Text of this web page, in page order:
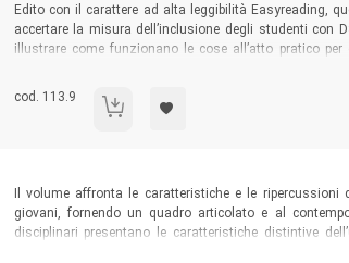
Sommario:
Edito con il carattere ad alta leggibilità Easyreading,
accertare la misura dell’inclusione degli studenti con
illustrare come funzionano le cose all’atto pratico
propone di apprendere dalle esperienze di questo
di azioni da implementare per rendere gli atenei italiani
Codice libro:
cod. 113.9 Dislessia all'università: il caso dell'ateneo
Sommario:
Il volume affronta le caratteristiche e le
giovani, fornendo un quadro articolato e al
disciplinari presentano le caratteristiche distintive
smartphone, evidenziandone elementi di forza e